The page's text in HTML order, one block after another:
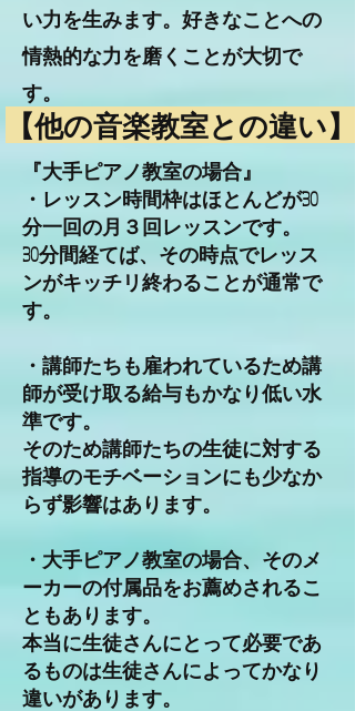
い力を生みます。好きなことへの
情熱的な力を磨くことが大切で
す。
【他の音楽教室との違い】
『大手ピアノ教室の場合』
・レッスン時間枠はほとんどが30
分一回の月３回レッスンです。
30分間経てば、その時点でレッス
ンがキッチリ終わることが通常で
す。
・講師たちも雇われているため講
師が受け取る給与もかなり低い水
準です。
そのため講師たちの生徒に対する
指導のモチベーションにも少なか
らず影響はあります。
・大手ピアノ教室の場合、そのメ
ーカーの付属品をお薦めされるこ
ともあります。
本当に生徒さんにとって必要であ
るものは生徒さんによってかなり
違いがあります。